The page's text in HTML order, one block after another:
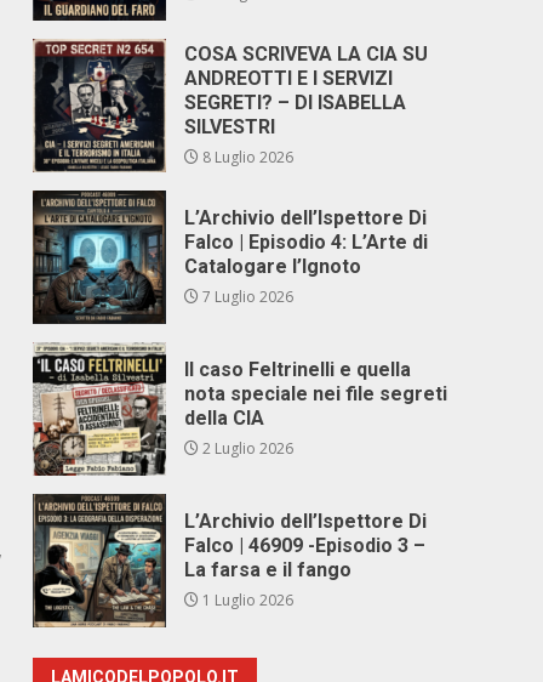
COSA SCRIVEVA LA CIA SU
ANDREOTTI E I SERVIZI
SEGRETI? – DI ISABELLA
SILVESTRI
8 Luglio 2026
L’Archivio dell’Ispettore Di
Falco | Episodio 4: L’Arte di
Catalogare l’Ignoto
7 Luglio 2026
Il caso Feltrinelli e quella
nota speciale nei file segreti
della CIA
2 Luglio 2026
L’Archivio dell’Ispettore Di
Falco | 46909 -Episodio 3 –
La farsa e il fango
1 Luglio 2026
LAMICODELPOPOLO.IT